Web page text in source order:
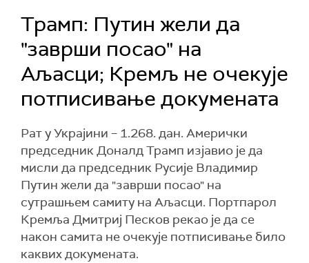
Трамп: Путин жели да
"заврши посао" на
Аљасци; Кремљ не очекује
потписивање докумената
Рат у Украјини – 1.268. дан. Амерички
председник Доналд Трамп изјавио је да
мисли да председник Русије Владимир
Путин жели да "заврши посао" на
сутрашњем самиту на Аљасци. Портпарол
Кремља Дмитриј Песков рекао је да се
након самита не очекује потписивање било
каквих докумената.